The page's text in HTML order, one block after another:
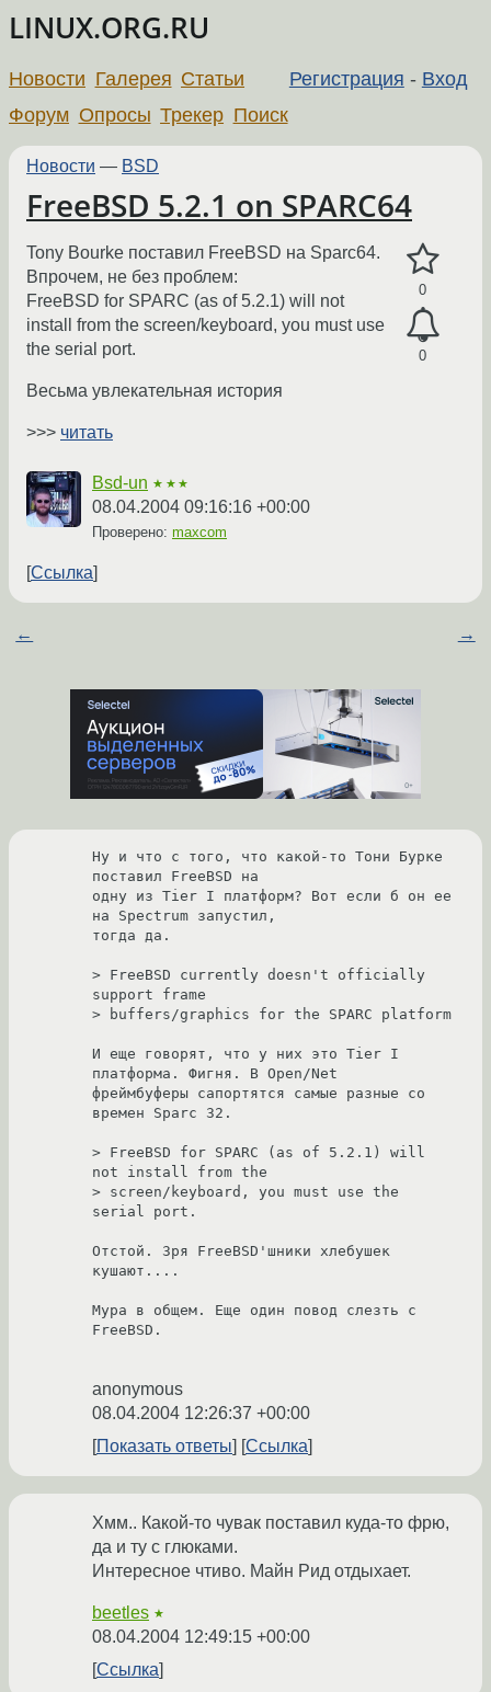
LINUX.ORG.RU
Регистрация - Вход
Новости Галерея Статьи
Форум Опросы Трекер Поиск
Новости — BSD
FreeBSD 5.2.1 on SPARC64
0
0
Tony Bourke поставил FreeBSD на Sparc64.
Впрочем, не без проблем:
FreeBSD for SPARC (as of 5.2.1) will not
install from the screen/keyboard, you must use
the serial port.
Весьма увлекательная история
>>> читать
Bsd-un ★★★
08.04.2004 09:16:16 +00:00
Проверено: maxcom
Ссылка
← →
Ну и что с того, что какой-то Тони Бурке
поставил FreeBSD на
одну из Tier I платформ? Вот если б он ее
на Spectrum запустил,
тогда да.
> FreeBSD currently doesn't officially
support frame
> buffers/graphics for the SPARC platform
И еще говорят, что у них это Tier I
платформа. Фигня. В Open/Net
фреймбуферы сапортятся самые разные со
времен Sparc 32.
> FreeBSD for SPARC (as of 5.2.1) will
not install from the
> screen/keyboard, you must use the
serial port.
Отстой. Зря FreeBSD'шники хлебушек
кушают....
Мура в общем. Еще один повод слезть с
FreeBSD.
anonymous
08.04.2004 12:26:37 +00:00
Показать ответы
Ссылка
Хмм.. Какой-то чувак поставил куда-то фрю,
да и ту с глюками.
Интересное чтиво. Майн Рид отдыхает.
beetles ★
08.04.2004 12:49:15 +00:00
Ссылка